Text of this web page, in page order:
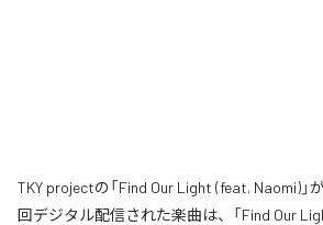
TKY projectの「Find Our Light (feat. Naomi)
回デジタル配信された楽曲は、「Find Our